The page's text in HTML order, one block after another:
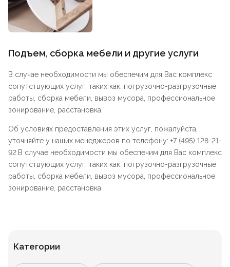
Подъем, сборка мебели и другие услуги
В случае необходимости мы обеспечим для Вас комплекс
сопутствующих услуг, таких как: погрузочно-разгрузочные
работы, сборка мебели, вывоз мусора, профессиональное
зонирование, расстановка.
Об условиях предоставления этих услуг, пожалуйста,
уточняйте у наших менеджеров по телефону: +7 (495) 128-21-
92.В случае необходимости мы обеспечим для Вас комплекс
сопутствующих услуг, таких как: погрузочно-разгрузочные
работы, сборка мебели, вывоз мусора, профессиональное
зонирование, расстановка.
Категории